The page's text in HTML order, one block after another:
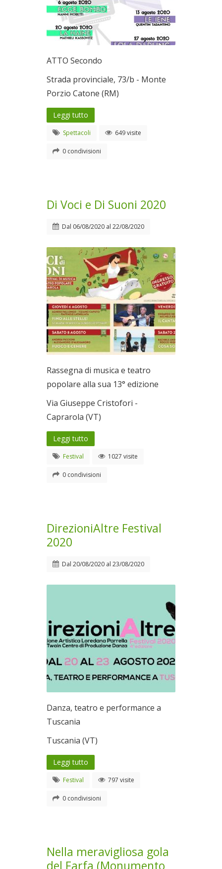
ATTO Secondo
Strada provinciale, 73/b - Monte
Porzio Catone (RM)
Leggi tutto
Spettacoli 649 visite
0 condivisioni
Di Voci e Di Suoni 2020
Dal 06/08/2020 al 22/08/2020
Rassegna di musica e teatro
popolare alla sua 13° edizione
Via Giuseppe Cristofori -
Caprarola (VT)
Leggi tutto
Festival 1027 visite
0 condivisioni
DirezioniAltre Festival
2020
Dal 20/08/2020 al 23/08/2020
Danza, teatro e performance a
Tuscania
Tuscania (VT)
Leggi tutto
Festival 797 visite
0 condivisioni
Nella meravigliosa gola
del Farfa (Monumento